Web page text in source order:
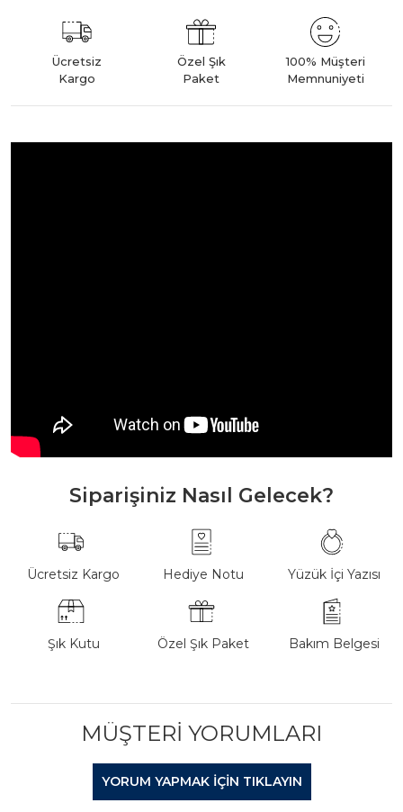
Ücretsiz
Kargo
Özel Şık
Paket
100% Müşteri
Memnuniyeti
Siparişiniz Nasıl Gelecek?
Ücretsiz Kargo Hediye Notu Yüzük İçi Yazısı
Şık Kutu Özel Şık Paket Bakım Belgesi
MÜŞTERI YORUMLARI
YORUM YAPMAK IÇIN TIKLAYIN